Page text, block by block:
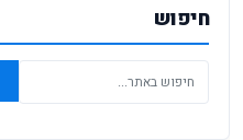
חיפוש